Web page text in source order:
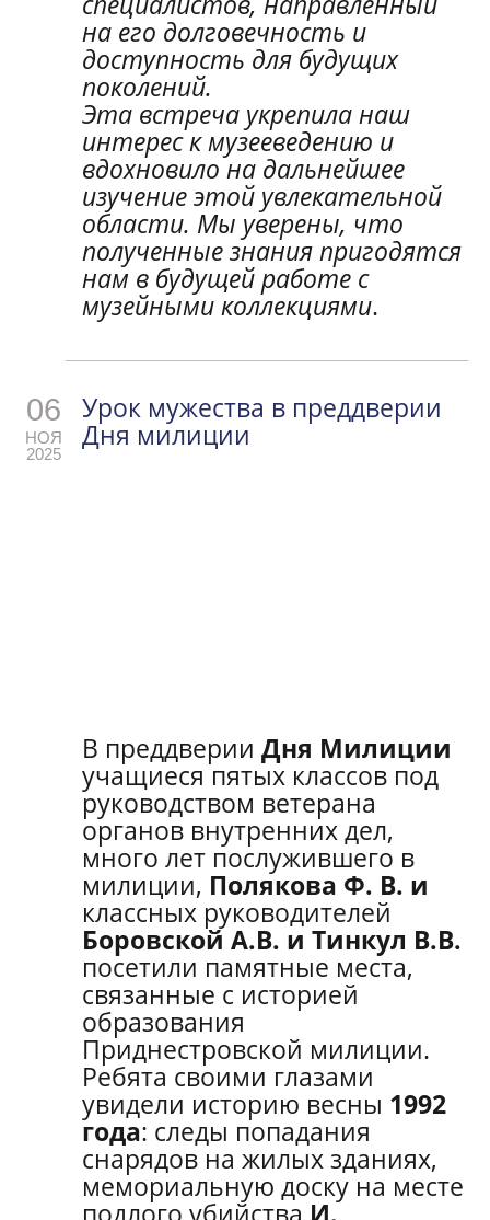
на его долговечность и
доступность для будущих
поколений.
Эта встреча укрепила наш
интерес к музееведению и
вдохновило на дальнейшее
изучение этой увлекательной
области. Мы уверены, что
полученные знания пригодятся
нам в будущей работе с
музейными коллекциями.
06
НОЯ
2025
Урок мужества в преддверии
Дня милиции
В преддверии Дня Милиции
учащиеся пятых классов под
руководством ветерана
органов внутренних дел,
много лет послужившего в
милиции, Полякова Ф. В. и
классных руководителей
Боровской А.В. и Тинкул В.В.
посетили памятные места,
связанные с историей
образования
Приднестровской милиции.
Ребята своими глазами
увидели историю весны 1992
года: следы попадания
снарядов на жилых зданиях,
мемориальную доску на месте